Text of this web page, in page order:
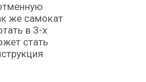
же самокат
в 3-х
стать